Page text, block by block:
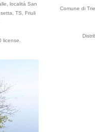
località San
TS, Friuli
license.
Comune di